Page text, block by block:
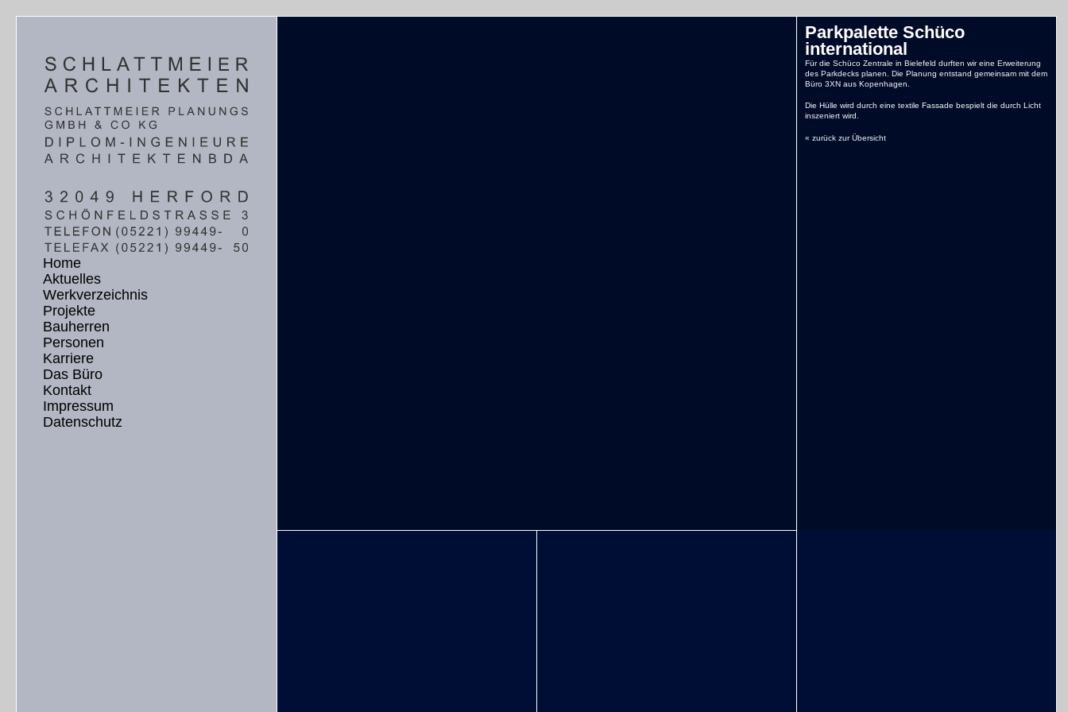
Home
Aktuelles
Werkverzeichnis
Projekte
Bauherren
Personen
Karriere
Das Büro
Kontakt
Impressum
Datenschutz
Parkpalette Schüco
international
Für die Schüco Zentrale in Bielefeld durften wir eine Erweiterung
des Parkdecks planen. Die Planung entstand gemeinsam mit dem
Büro 3XN aus Kopenhagen.
Die Hülle wird durch eine textile Fassade bespielt die durch Licht
inszeniert wird.
« zurück zur Übersicht